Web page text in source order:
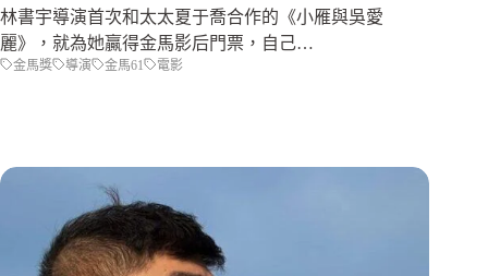
林書宇導演首次和太太夏于喬合作的《小雁與吳愛
麗》，就為她贏得金馬影后門票，自己…
金馬獎 導演 金馬61 電影